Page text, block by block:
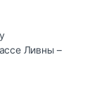
Ливны –